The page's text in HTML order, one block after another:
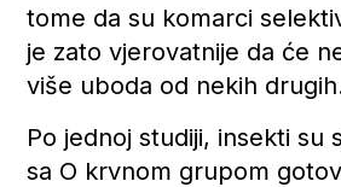
tome da su komarci
je zato vjerovatnije da će
više uboda od nekih
Po jednoj studiji, insekti su
sa O krvnom grupom